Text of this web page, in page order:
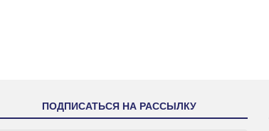
ПОДПИСАТЬСЯ НА РАССЫЛКУ